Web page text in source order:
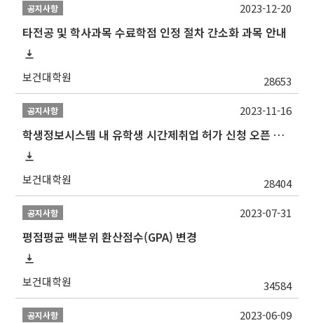
공지사항
타전공 및 학사과목 수료학점 인정 절차 간소화 과목 안내
보건대학원 28653
2023-12-20
공지사항
학생정보시스템 내 유학생 시간제취업 허가 신청 오픈 안내
보건대학원 28404
2023-11-16
공지사항
평점평균 백분위 환산점수(GPA) 변경
보건대학원 34584
2023-07-31
공지사항 2023-06-09